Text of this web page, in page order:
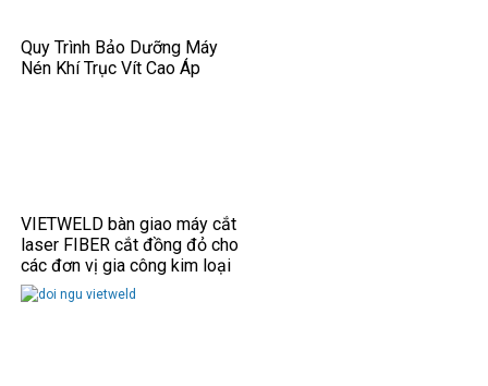
Quy Trình Bảo Dưỡng Máy
Nén Khí Trục Vít Cao Áp
VIETWELD bàn giao máy cắt
laser FIBER cắt đồng đỏ cho
các đơn vị gia công kim loại
tấm.